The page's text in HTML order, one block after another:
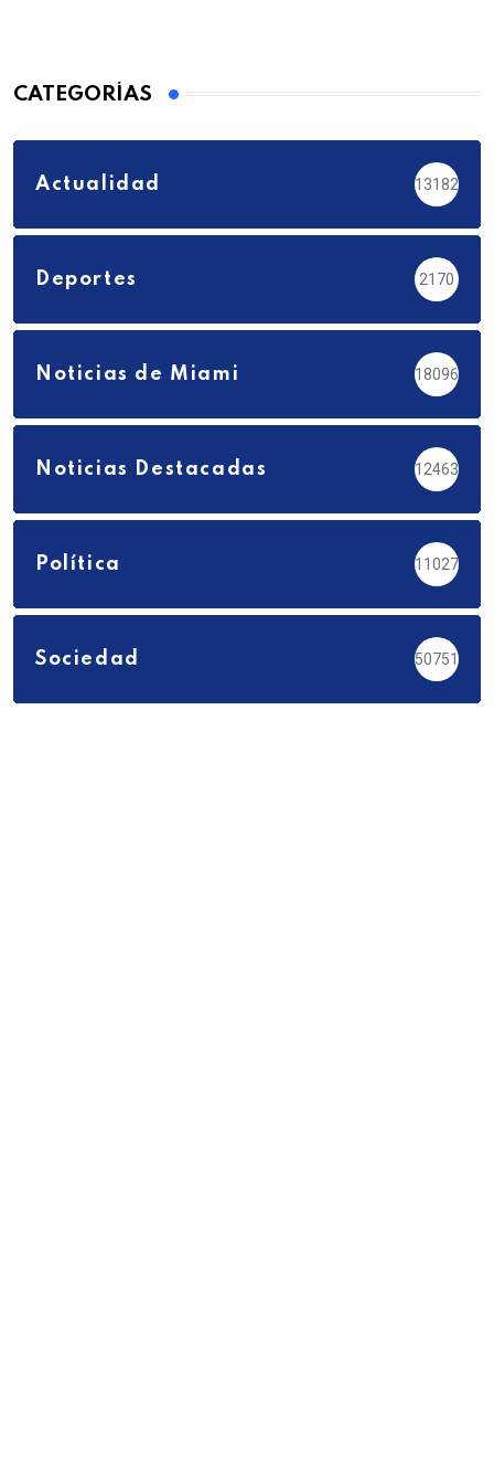
CATEGORÍAS
Actualidad 13182
Deportes 2170
Noticias de Miami 18096
Noticias Destacadas 12463
Política 11027
Sociedad 50751